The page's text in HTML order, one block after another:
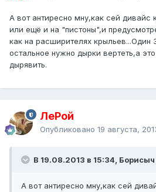
А вот антиресно мну,как сей дивайс
или ещё и на "пистоны",и
как на расширителях
остальное нужно дырки вертеть,а
дырявить.
ЛеРой
Опубликовано 19 августа,
В 19.08.2013 в 15:34,
А вот антиресно мну,как сей